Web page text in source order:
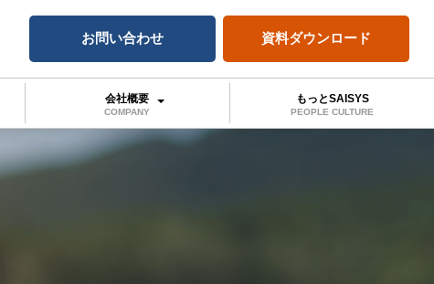
お問い合わせ 資料ダウンロード
会社概要
COMPANY
もっとSAISYS
PEOPLE CULTURE